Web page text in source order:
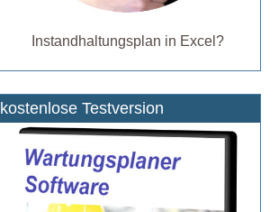
Instandhaltungsplan in Excel?
kostenlose Testversion